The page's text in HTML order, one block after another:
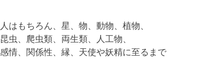
人はもちろん、星、物、動物、植物、
昆虫、爬虫類、両生類、人工物、
感情、関係性、縁、天使や妖精に至るまで